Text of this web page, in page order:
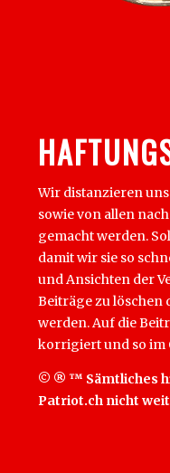
Wir distanzieren
sowie von allen
gemacht werden.
damit wir sie so
und Ansichten der
Beiträge zu löschen
werden. Auf die
korrigiert und so im
© ® ™ Sämtliches
Patriot.ch nicht